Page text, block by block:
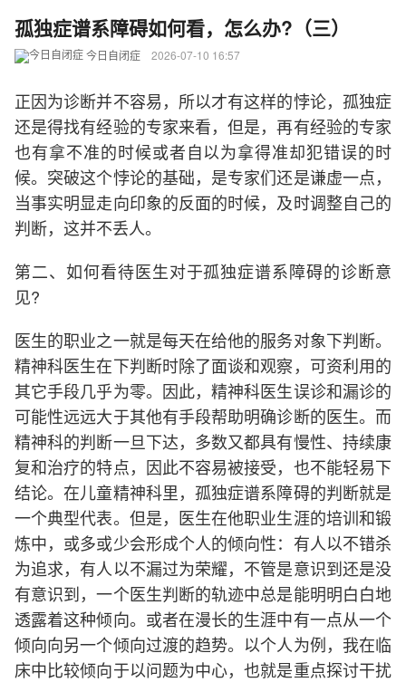
孤独症谱系障碍如何看，怎么办?（三）
今日自闭症 2026-07-10 16:57
正因为诊断并不容易，所以才有这样的悖论，孤独症
还是得找有经验的专家来看，但是，再有经验的专家
也有拿不准的时候或者自以为拿得准却犯错误的时
候。突破这个悖论的基础，是专家们还是谦虚一点，
当事实明显走向印象的反面的时候，及时调整自己的
判断，这并不丢人。
第二、如何看待医生对于孤独症谱系障碍的诊断意
见?
医生的职业之一就是每天在给他的服务对象下判断。
精神科医生在下判断时除了面谈和观察，可资利用的
其它手段几乎为零。因此，精神科医生误诊和漏诊的
可能性远远大于其他有手段帮助明确诊断的医生。而
精神科的判断一旦下达，多数又都具有慢性、持续康
复和治疗的特点，因此不容易被接受，也不能轻易下
结论。在儿童精神科里，孤独症谱系障碍的判断就是
一个典型代表。但是，医生在他职业生涯的培训和锻
炼中，或多或少会形成个人的倾向性：有人以不错杀
为追求，有人以不漏过为荣耀，不管是意识到还是没
有意识到，一个医生判断的轨迹中总是能明明白白地
透露着这种倾向。或者在漫长的生涯中有一点从一个
倾向向另一个倾向过渡的趋势。以个人为例，我在临
床中比较倾向于以问题为中心，也就是重点探讨干扰